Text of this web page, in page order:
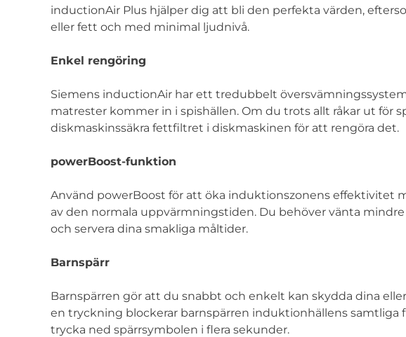
inductionAir Plus hjälper dig att bli den perfekta värden,
eller fett och med minimal ljudnivå.
Enkel rengöring
Siemens inductionAir har ett tredubbelt
matrester kommer in i spishällen. Om du trots allt råkar ut för
diskmaskinssäkra fettfiltret i diskmaskinen för att rengöra det.
powerBoost-funktion
Använd powerBoost för att öka induktionszonens effektivitet
av den normala uppvärmningstiden. Du behöver vänta
och servera dina smakliga måltider.
Barnspärr
Barnspärren gör att du snabbt och enkelt kan skydda dina
en tryckning blockerar barnspärren induktionhällens samtliga
trycka ned spärrsymbolen i flera sekunder.